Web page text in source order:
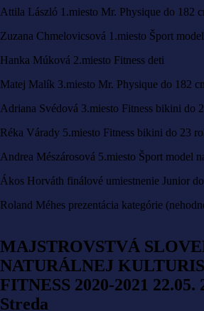
Attila László 1.miesto Mr. Physique do 182
Zuzana Chmelovicsová 1.miesto Šport
Hanka Múková 2.miesto Fitness deti
Matej Malík 3.miesto Mr. Physique do 182
Adriana Svédová 3.miesto Fitness bikini do
Réka Várady 5.miesto Fitness bikini do 23
Andrea Mészárosová 5.miesto Šport model
Ákos Horváth finálové umiestnenie Junior
Roland Méhes prezentácia kategórie
MAJSTROVSTVÁ
NATURÁLNEJ
FITNESS 2020-2021 22.05.
Streda